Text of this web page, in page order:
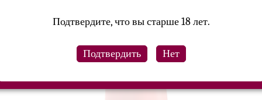
Подтвердите, что вы старше 18 лет.